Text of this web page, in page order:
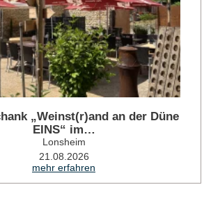
„Weinst(r)and an der Düne
EINS“ im…
Lonsheim
21.08.2026
mehr erfahren